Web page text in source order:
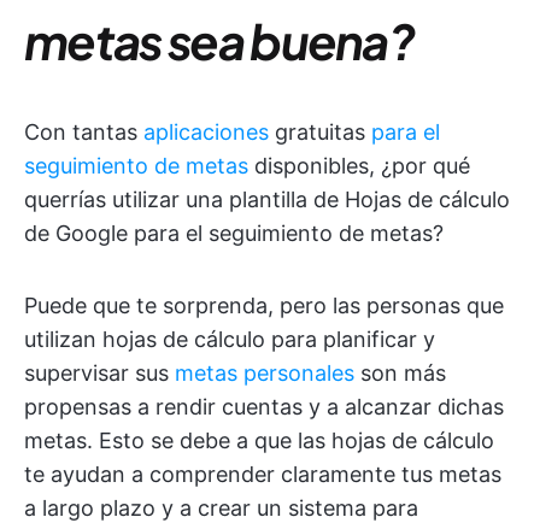
metas sea buena?
Con tantas aplicaciones gratuitas para el
seguimiento de metas disponibles, ¿por qué
querrías utilizar una plantilla de Hojas de cálculo
de Google para el seguimiento de metas?
Puede que te sorprenda, pero las personas que
utilizan hojas de cálculo para planificar y
supervisar sus metas personales son más
propensas a rendir cuentas y a alcanzar dichas
metas. Esto se debe a que las hojas de cálculo
te ayudan a comprender claramente tus metas
a largo plazo y a crear un sistema para